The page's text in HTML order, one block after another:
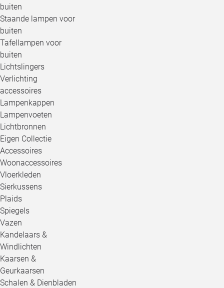
buiten
Staande lampen voor
buiten
Tafellampen voor
buiten
Lichtslingers
Verlichting
accessoires
Lampenkappen
Lampenvoeten
Lichtbronnen
Eigen Collectie
Accessoires
Woonaccessoires
Vloerkleden
Sierkussens
Plaids
Spiegels
Vazen
Kandelaars &
Windlichten
Kaarsen &
Geurkaarsen
Schalen & Dienbladen